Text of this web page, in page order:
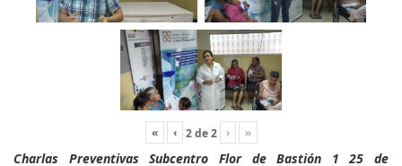
« ‹ 2de2 › »
Charlas Preventivas Subcentro Flor de Bastión 1 25 de